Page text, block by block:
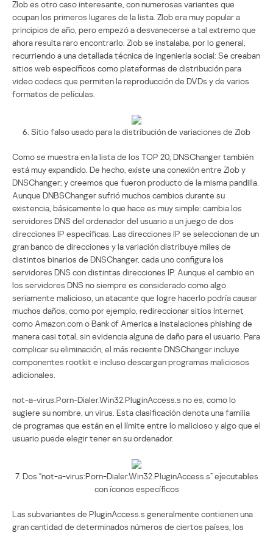
Zlob es otro caso interesante, con numerosas variantes que
ocupan los primeros lugares de la lista. Zlob era muy popular a
principios de año, pero empezó a desvanecerse a tal extremo que
ahora resulta raro encontrarlo. Zlob se instalaba, por lo general,
recurriendo a una detallada técnica de ingeniería social: Se creaban
sitios web específicos como plataformas de distribución para
video codecs que permiten la reproducción de DVDs y de varios
formatos de películas.
6. Sitio falso usado para la distribución de variaciones de Zlob
Como se muestra en la lista de los TOP 20, DNSChanger también
está muy expandido. De hecho, existe una conexión entre Zlob y
DNSChanger; y creemos que fueron producto de la misma pandilla.
Aunque DNBSChanger sufrió muchos cambios durante su
existencia, básicamente lo que hace es muy simple: cambia los
servidores DNS del ordenador del usuario a un juego de dos
direcciones IP específicas. Las direcciones IP se seleccionan de un
gran banco de direcciones y la variación distribuye miles de
distintos binarios de DNSChanger, cada uno configura los
servidores DNS con distintas direcciones IP. Aunque el cambio en
los servidores DNS no siempre es considerado como algo
seriamente malicioso, un atacante que logre hacerlo podría causar
muchos daños, como por ejemplo, redireccionar sitios Internet
como Amazon.com o Bank of America a instalaciones phishing de
manera casi total, sin evidencia alguna de daño para el usuario. Para
complicar su eliminación, el más reciente DNSChanger incluye
componentes rootkit e incluso descargan programas maliciosos
adicionales.
not-a-virus:Porn-Dialer.Win32.PluginAccess.s no es, como lo
sugiere su nombre, un virus. Esta clasificación denota una familia
de programas que están en el límite entre lo malicioso y algo que el
usuario puede elegir tener en su ordenador.
7. Dos “not-a-virus:Porn-Dialer.Win32.PluginAccess.s” ejecutables
con íconos específicos
Las subvariantes de PluginAccess.s generalmente contienen una
gran cantidad de determinados números de ciertos países, los